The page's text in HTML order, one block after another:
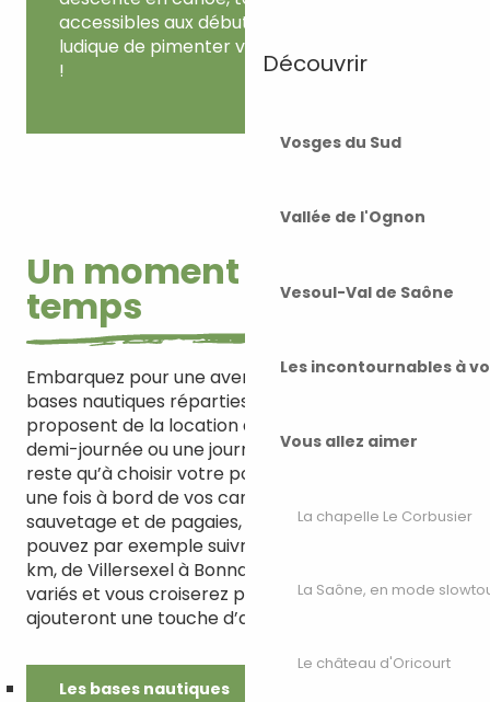
Découvrir
Vosges du Sud
Vallée de l'Ognon
Vesoul-Val de Saône
Les incontournables à
Vous allez aimer
La chapelle Le Corbusier
La Saône, en mode
Le château d'Oricourt
accessibles aux débutants. Une façon
ludique de pimenter votre aventure fluviale
!
Un moment hors du
temps
Embarquez pour une aventure hors du commun. 6
bases nautiques réparties le long de la rivière
proposent de la location de canoë, pour une
demi-journée ou une journée complète. Il ne vous
reste qu’à choisir votre point de départ. Ensuite,
une fois à bord de vos canoës, équipés de gilets de
sauvetage et de pagaies, élancez-vous ! Vous
pouvez par exemple suivre la rivière sur plus de 13
km, de Villersexel à Bonnal. Les parcours sont
variés et vous croiserez plusieurs toboggans qui
ajouteront une touche d’amusement à votre virée.
Les bases nautiques